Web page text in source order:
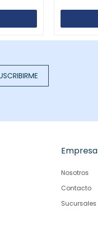
Empresa
Nosotros
Contacto
Sucursales